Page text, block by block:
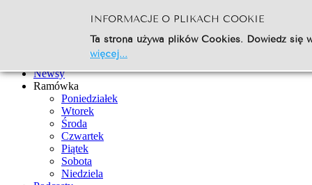
Go
Strona Główna
Newsy
Ramówka
Poniedziałek
Wtorek
Środa
Czwartek
Piątek
Sobota
Niedziela
INFORMACJE O PLIKACH COOKIE
Ta strona używa plików Cookies. Dowiedz
więcej...